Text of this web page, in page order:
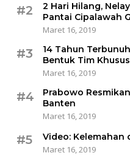
#2
2 Hari Hilang,
Pantai Cipalawah
Maret 16, 2019
#3
14 Tahun
Bentuk Tim Khusus
Maret 16, 2019
#4
Prabowo
Banten
Maret 16, 2019
#5
Video: Kelemahan
Maret 16, 2019